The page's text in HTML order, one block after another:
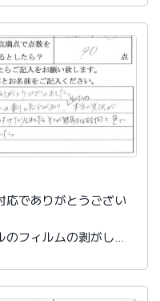
ることになると思いま
します。
をしっかりされている
とよく聞きますが、や
思えます）
応でありがとうござい
フィルムの剥がし忘
りしました。そこが無
間があったのが残念で